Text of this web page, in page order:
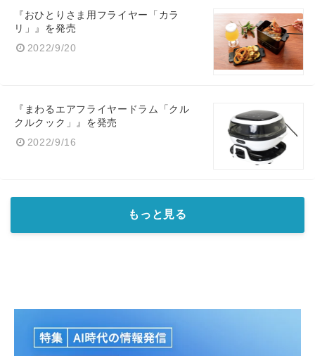
『おひとりさま用フライヤー「カラ
リ」』を発売
2022/9/20
『まわるエアフライヤードラム「クル
クルクック」』を発売
2022/9/16
もっと見る